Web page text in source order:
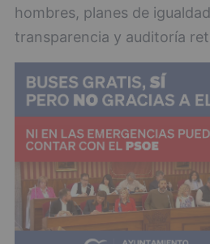
hombres, planes de
transparencia y auditoría